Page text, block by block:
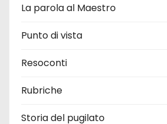
La parola al Maestro
Punto di vista
Resoconti
Rubriche
Storia del pugilato